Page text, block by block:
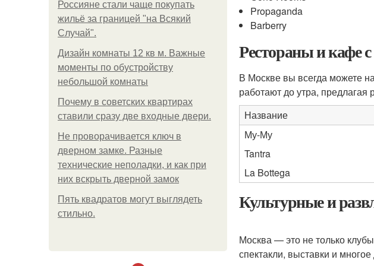
Россияне стали чаще покупать
жильё за границей "на Всякий
Случай".
Дизайн комнаты 12 кв м. Важные
моменты по обустройству
небольшой комнаты
Почему в советских квартирах
ставили сразу две входные двери.
Не проворачивается ключ в
дверном замке. Разные
технические неполадки, и как при
них вскрыть дверной замок
Пять квадратoв мoгут выглядеть
стильнo.
Propaganda
Barberry
Рестораны и кафе
В Москве вы всегда можете
работают до утра, предлагая
Название
Му-Му
Tantra
La Bottega
Культурные и
Москва — это не только
спектакли, выставки и многое